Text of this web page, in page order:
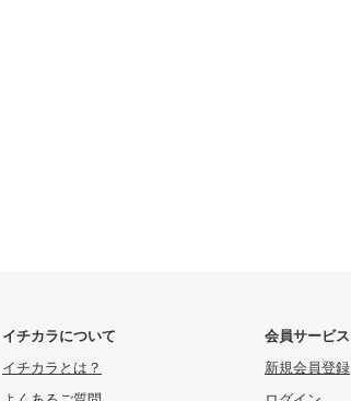
イチカラについて
イチカラとは？
会員サービス
新規会員登録